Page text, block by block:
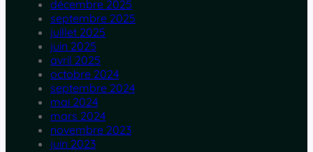
décembre 2025
septembre 2025
juillet 2025
juin 2025
avril 2025
octobre 2024
septembre 2024
mai 2024
mars 2024
novembre 2023
juin 2023